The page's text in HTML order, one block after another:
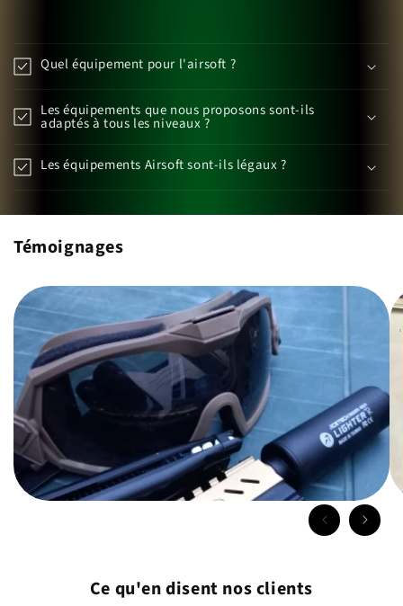
Quel équipement pour l'airsoft ?
Les équipements que nous proposons sont-ils
adaptés à tous les niveaux ?
Les équipements Airsoft sont-ils légaux ?
Témoignages
Ce qu'en disent nos clients